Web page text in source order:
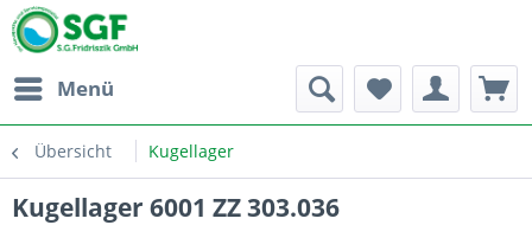
Menü
Übersicht Kugellager
Kugellager 6001 ZZ 303.036